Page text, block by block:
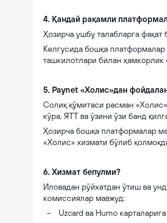
4. Қандай рақамли
Ҳозирча ушбу талабларга
Келгусида бошқа
ташкилотлари билан ҳамкорлик
5. Paynet «Холис»дан
Солиқ қўмитаси расман
кўра, ЯТТ ва ўзини ўзи банд
Ҳозирча бошқа платформалар
«Холис» хизмати бўлиб
6. Хизмат бепулми?
Иловадан рўйхатдан ўтиш ва
комиссиялар мавжуд:
Uzcard ва Humo